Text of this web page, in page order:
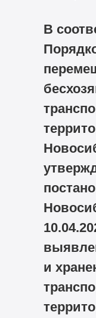
В
и